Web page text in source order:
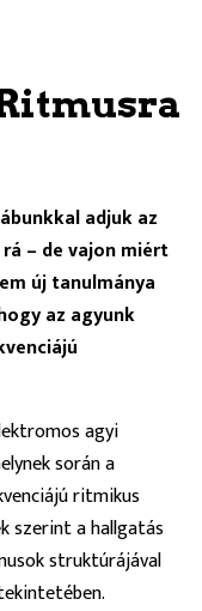
adjuk az
– de vajon miért
új tanulmánya
az agyunk
agyi
során a
ritmikus
szerint a hallgatás
struktúrájával